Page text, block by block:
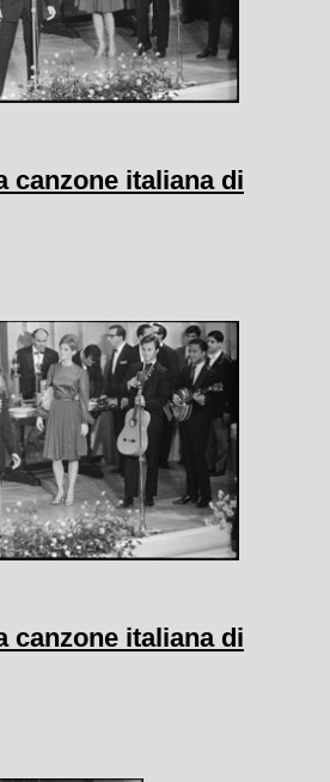
canzone italiana di
canzone italiana di